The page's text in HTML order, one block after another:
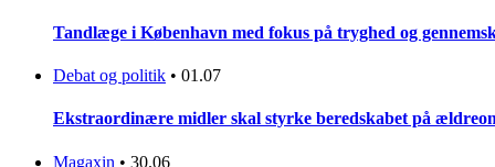
Tandlæge i København med fokus på tryghed og
Debat og politik • 01.07
Ekstraordinære midler skal styrke beredskabet på
Magaxin • 30.06